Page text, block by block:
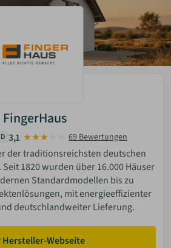
FingerHaus
3,1 69 Bewertungen
der traditionsreichsten deutschen
1820 wurden über 16.000 Häuser
Standardmodellen bis zu
mit energieeffizienter
deutschlandweiter Lieferung.
Hersteller-Webseite